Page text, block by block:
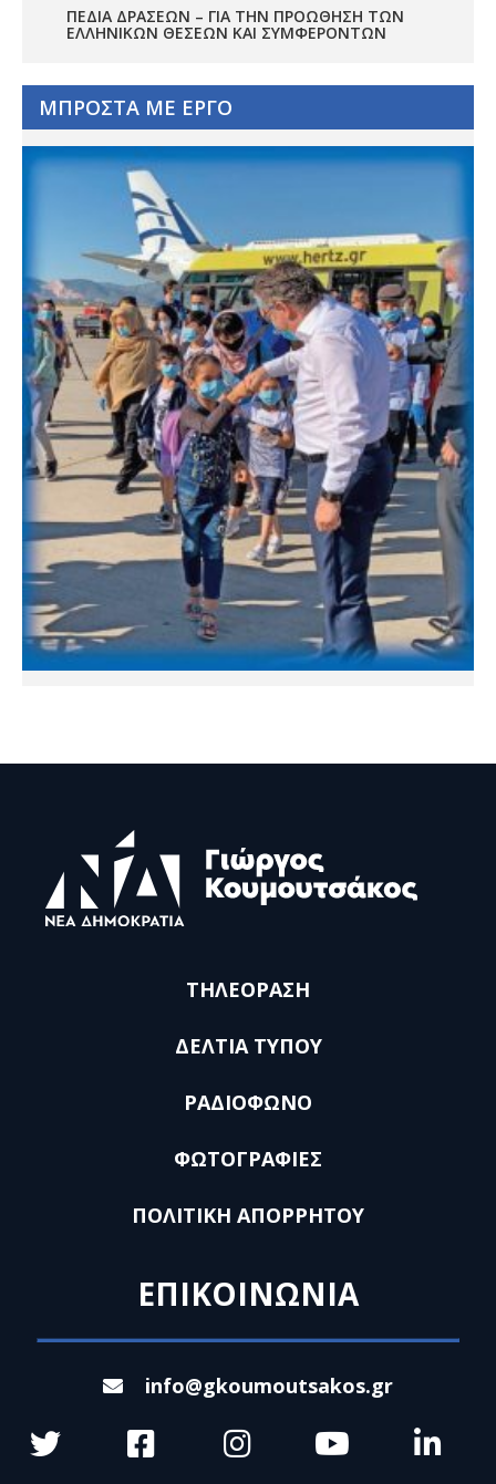
ΠΕΔΊΑ ΔΡΆΣΕΩΝ – ΓΙΑ ΤΗΝ ΠΡΟΏΘΗΣΗ ΤΩΝ
ΕΛΛΗΝΙΚΏΝ ΘΈΣΕΩΝ ΚΑΙ ΣΥΜΦΕΡΌΝΤΩΝ
ΜΠΡΟΣΤΑ ΜΕ ΕΡΓΟ
ΤΗΛΕΟΡΑΣΗ
ΔΕΛΤΙΑ ΤΥΠΟΥ
ΡΑΔΙΟΦΩΝΟ
ΦΩΤΟΓΡΑΦΙΕΣ
ΠΟΛΙΤΙΚΗ ΑΠΟΡΡΗΤΟΥ
ΕΠΙΚΟΙΝΩΝΙΑ
info@gkoumoutsakos.gr